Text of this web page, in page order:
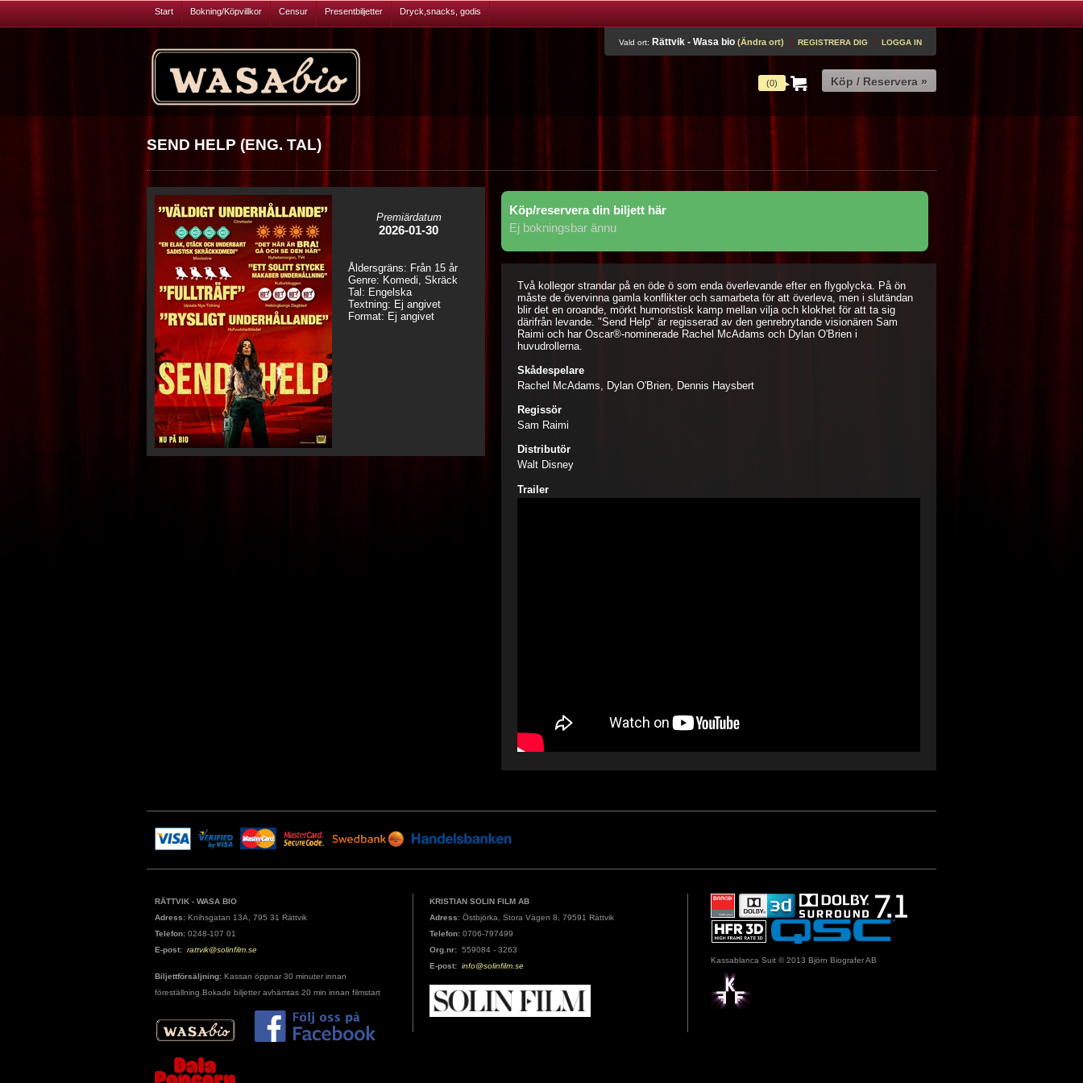
Start Bokning/Köpvillkor Censur Presentbiljetter Dryck,snacks, godis
Vald ort: Rättvik - Wasa bio (Ändra ort) REGISTRERA DIG LOGGA IN
(0)
SEND HELP (ENG. TAL)
Premiärdatum
2026-01-30
Åldersgräns: Från 15 år
Genre: Komedi, Skräck
Tal: Engelska
Textning: Ej angivet
Format: Ej angivet
Köp/reservera din biljett här
Ej bokningsbar ännu
Två kollegor strandar på en öde ö som enda överlevande efter en flygolycka. På ön
måste de övervinna gamla konflikter och samarbeta för att överleva, men i slutändan
blir det en oroande, mörkt humoristisk kamp mellan vilja och klokhet för att ta sig
därifrån levande. "Send Help" är regisserad av den genrebrytande visionären Sam
Raimi och har Oscar®-nominerade Rachel McAdams och Dylan O'Brien i
huvudrollerna.
Skådespelare
Rachel McAdams, Dylan O'Brien, Dennis Haysbert
Regissör
Sam Raimi
Distributör
Walt Disney
Trailer
RÄTTVIK - WASA BIO
Adress: Knihsgatan 13A, 795 31 Rättvik
Telefon: 0248-107 01
E-post: rattvik@solinfilm.se
Biljettförsäljning: Kassan öppnar 30 minuter innan
föreställning.Bokade biljetter avhämtas 20 min innan filmstart
KRISTIAN SOLIN FILM AB
Adress: Östbjörka, Stora Vägen 8, 79591 Rättvik
Telefon: 0706-797499
Org.nr: 559084 - 3263
E-post: info@solinfilm.se
Kassablanca Suit © 2013 Björn Biografer AB